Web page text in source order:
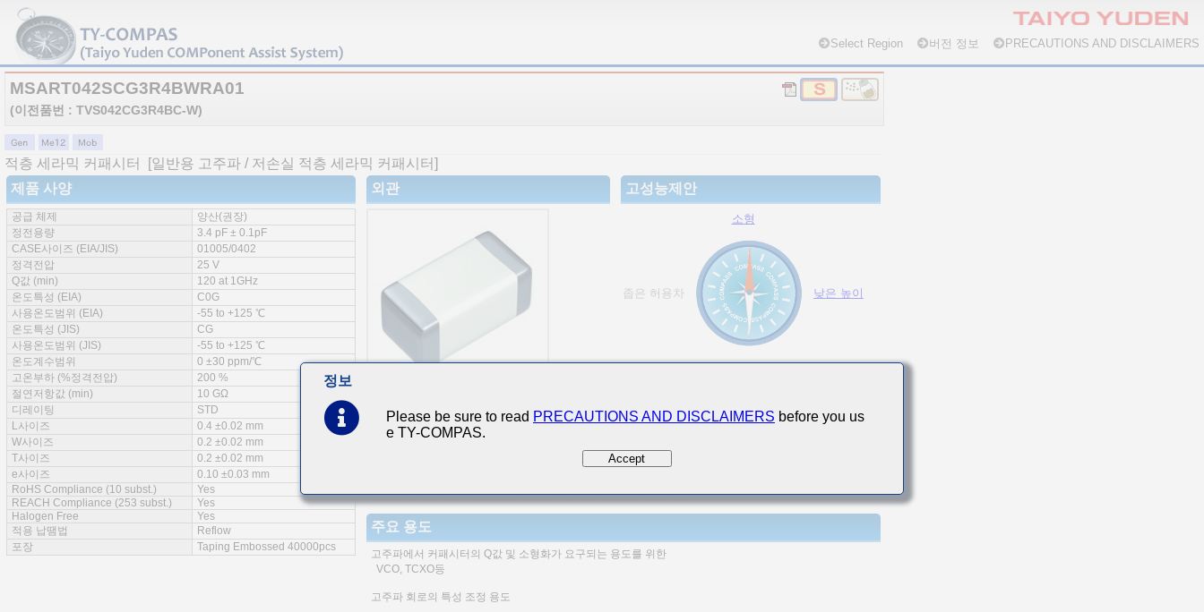
Select Region 버전 정보 PRECAUTIONS AND DISCLAIMERS
MSART042SCG3R4BWRA01
(이전품번 : TVS042CG3R4BC-W)
적층 세라믹 커패시터
[일반용 고주파 / 저손실 적층 세라믹 커패시터]
제품 사양
공급 체제
양산(권장)
정전용량
3.4 pF ± 0.1pF
CASE사이즈 (EIA/JIS)
01005/0402
정격전압
25 V
Q값 (min)
120 at 1GHz
온도특성 (EIA)
C0G
사용온도범위 (EIA)
-55 to +125 ℃
온도특성 (JIS)
CG
사용온도범위 (JIS)
-55 to +125 ℃
온도계수범위
0 ±30 ppm/℃
고온부하 (%정격전압)
200 %
절연저항값 (min)
10 GΩ
디레이팅
STD
L사이즈
0.4 ±0.02 mm
W사이즈
0.2 ±0.02 mm
T사이즈
0.2 ±0.02 mm
e사이즈
0.10 ±0.03 mm
RoHS Compliance (10 subst.)
Yes
REACH Compliance (253 subst.)
Yes
Halogen Free
Yes
적용 납땜법
Reflow
포장
Taping Embossed 40000pcs
외관 고성능제안
소형
좁은 허용차 낮은 높이
특징
적층자기 커패시터로서는 높은 Q값을 고주파에서 얻을 수 있습니다.
주요 용도
고주파에서 커패시터의 Q값 및 소형화가 요구되는 용도를 위한
VCO, TCXO등
고주파 회로의 특성 조정 용도
정보
Please be sure to read PRECAUTIONS AND DISCLAIMERS before you us
e TY-COMPAS.
Accept